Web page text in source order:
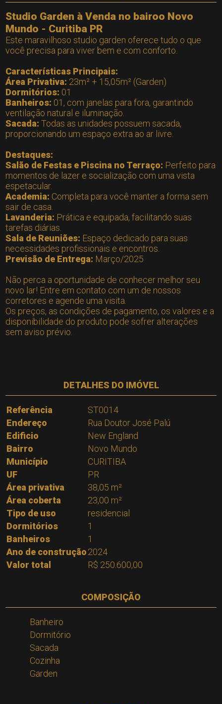
Studio Garden à Venda no bairoo Novo
Mundo - Curitiba PR
Este maravilhoso studio garden oferece tudo o que
você precisa para viver bem e com conforto.
Características Principais:
Área Privativa: 23m² + 15,05m² (Garden)
Dormitórios: 01
Banheiros: 01, com janelas para fora, garantindo
ventilação natural e iluminação.
Sacada: Todas as unidades possuem sacada,
proporcionando um espaço extra ao ar livre.
Destaques:
Salão de Festas e Piscina no Terraço: Perfeito para
momentos de lazer e socialização com uma vista
espetacular.
Academia: Completa para você manter a forma sem
sair de casa.
Lavanderia: Prática e equipada, facilitando suas
tarefas diárias.
Sala de Reuniões: Espaço dedicado para suas
necessidades profissionais e encontros.
Previsão de Entrega: Março/2025
Não perca a oportunidade de conhecer melhor seu
novo lar! Entre em contato com um de nossos
corretores e agende uma visita.
Os preços, as condições de pagamento, os valores e a
disponibilidade do produto pode sofrer alterações
sem aviso prévio.
DETALHES DO IMÓVEL
Referência
ST0014
Endereço
Rua Doutor José Palú
Edificio
New England
Bairro
Novo Mundo
Município
CURITIBA
UF
PR
Área privativa
38,05 m²
Área coberta
23,00 m²
Tipo de uso
residencial
Dormitórios
1
Banheiros
1
Ano de construção2024
Valor total
R$ 250.600,00
COMPOSIÇÃO
Banheiro
Dormitório
Sacada
Cozinha
Garden